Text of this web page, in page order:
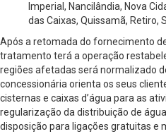
Imperial, Nancilândia, Nova
das Caixas, Quissamã, Retiro,
Após a retomada do fornecimento
tratamento terá a operação
regiões afetadas será normalizado
concessionária orienta os seus
cisternas e caixas d’água para as
regularização da distribuição de
disposição para ligações gratuitas e